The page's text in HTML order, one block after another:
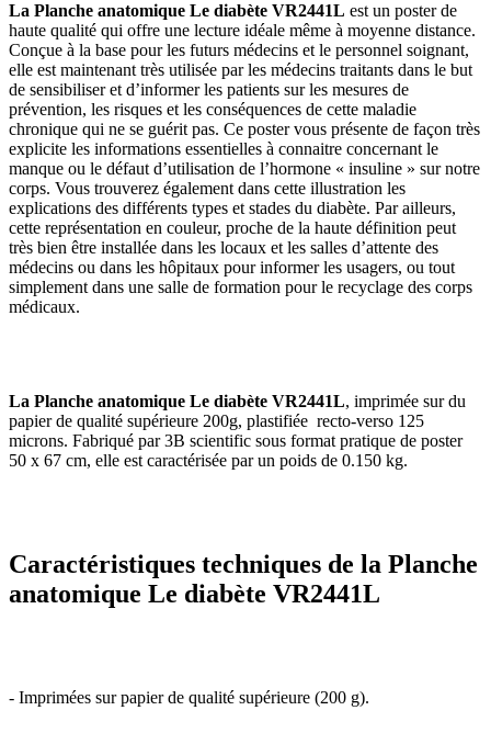
La Planche anatomique Le diabète VR2441L est un poster de
haute qualité qui offre une lecture idéale même à moyenne distance.
Conçue à la base pour les futurs médecins et le personnel soignant,
elle est maintenant très utilisée par les médecins traitants dans le but
de sensibiliser et d’informer les patients sur les mesures de
prévention, les risques et les conséquences de cette maladie
chronique qui ne se guérit pas. Ce poster vous présente de façon très
explicite les informations essentielles à connaitre concernant le
manque ou le défaut d’utilisation de l’hormone « insuline » sur notre
corps. Vous trouverez également dans cette illustration les
explications des différents types et stades du diabète. Par ailleurs,
cette représentation en couleur, proche de la haute définition peut
très bien être installée dans les locaux et les salles d’attente des
médecins ou dans les hôpitaux pour informer les usagers, ou tout
simplement dans une salle de formation pour le recyclage des corps
médicaux.
La Planche anatomique Le diabète VR2441L, imprimée sur du
papier de qualité supérieure 200g, plastifiée recto-verso 125
microns. Fabriqué par 3B scientific sous format pratique de poster
50 x 67 cm, elle est caractérisée par un poids de 0.150 kg.
Caractéristiques techniques de la Planche
anatomique Le diabète VR2441L
- Imprimées sur papier de qualité supérieure (200 g).